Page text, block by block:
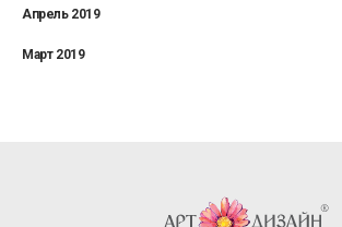
Апрель 2019
Март 2019